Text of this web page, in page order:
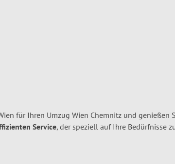
für Ihren Umzug Wien Chemnitz und genießen
Service, der speziell auf Ihre Bedürfnisse